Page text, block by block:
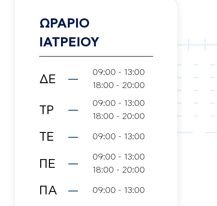
ΩΡΑΡΙΟ
ΙΑΤΡΕΙΟΥ
ΔΕ
09:00 - 13:00
18:00 - 20:00
ΤΡ
09:00 - 13:00
18:00 - 20:00
ΤΕ 09:00 - 13:00
ΠΕ
09:00 - 13:00
18:00 - 20:00
ΠΑ 09:00 - 13:00